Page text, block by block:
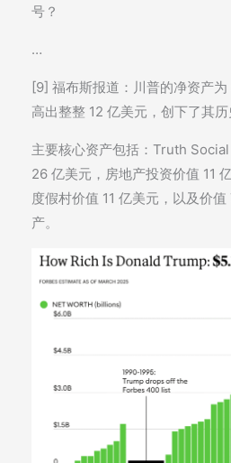
号？
…
[9] 福布斯报道：川普的净资产
高出整整 12 亿美元，创下了其历
主要核心资产包括：Truth
26 亿美元，房地产投资价值 11
度假村价值 11 亿美元，以及价
产。